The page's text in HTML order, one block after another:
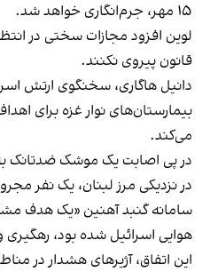
۱۵ مهر، جرم‌انگاری خواهد شد.
لوین افزود مجازات سختی در
قانون پیروی نکنند.
دانیل هاگاری، سخنگوی ارتش
بیمارستان‌های نوار غزه برای
می‌کند.
در پی اصابت یک موشک ضدتانک
در نزدیکی مرز لبنان، یک نفر
سامانه گنبد آهنین «یک هدف
هوایی اسرائیل شده بود،
این اتفاق، آژیرهای هشدار در